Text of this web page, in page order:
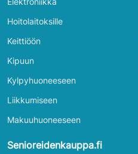
Hoitolaitoksille
Keittiöön
Kipuun
Kylpyhuoneeseen
Liikkumiseen
Makuuhuoneeseen
Senioreidenkauppa.fi